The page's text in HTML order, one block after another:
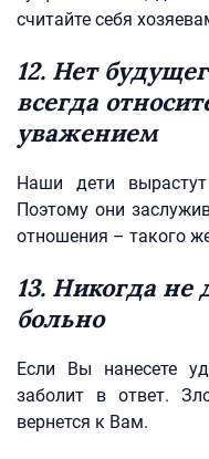
считайте себя
12. Нет
всегда
уважением
Наши дети
Поэтому они
отношения – такого
13. Никогда
больно
Если Вы нанесете
заболит в ответ.
вернется к Вам.